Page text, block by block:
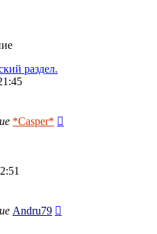
раздел.
*Casper*
Andru79